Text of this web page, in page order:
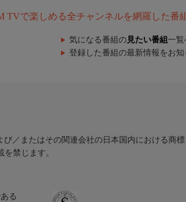
TVで楽しめる全チャンネルを網羅した番
気になる番組の 見たい番組 一覧
登録した番組の最新情報をお
／またはその関連会社の日本国内における商標
禁じます。
る